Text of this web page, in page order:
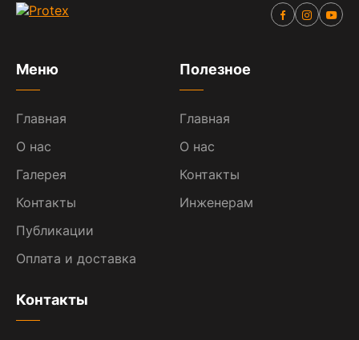
Меню
Главная
О нас
Галерея
Контакты
Публикации
Оплата и доставка
Полезное
Главная
О нас
Контакты
Инженерам
Контакты